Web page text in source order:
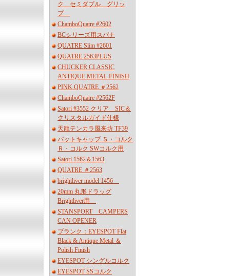
ク セミダブル グリッ
プ
ChamboQuatre #2602
BCシリーズ用スパナ
QUATRE Slim #2601
QUATRE 2563PLUS
CHUCKER CLASSIC
ANTIQUE METAL FINISH
PINK QUATRE ＃2562
ChamboQuatre #2562F
Satori #3552 クリア SIC＆
クリスタルガイド仕様
天龍テンカラ風来坊 TF39
バットキャップ Ｓ・コルク
Ｒ・コルク SWコルク用
Satori 1562＆1563
QUATRE ＃2563
brightliver model 1456
20mm 丸形ドラッグ
Brightliver用
STANSPORT CAMPERS
CAN OPENER
ブランク：EYESPOT Flat
Black & Antique Metal ＆
Polish Finish
EYESPOT シングルコルク
EYESPOT SSコルク